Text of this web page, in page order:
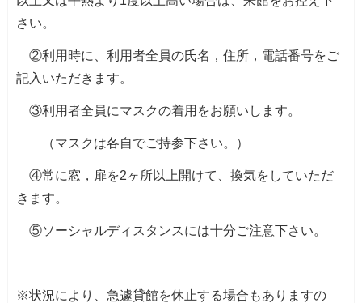
さい。
②利用時に、利用者全員の氏名，住所，電話番号をご
記入いただきます。
③利用者全員にマスクの着用をお願いします。
（マスクは各自でご持参下さい。）
④常に窓，扉を2ヶ所以上開けて、換気をしていただ
きます。
⑤ソーシャルディスタンスには十分ご注意下さい。
※状況により、急遽貸館を休止する場合もありますの